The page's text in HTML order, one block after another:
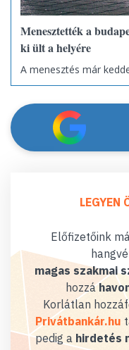
Menesztették a
ki ült a helyére
A menesztés már
LEGYEN
Előfizetőink
magas szakmai
hozzá
Korlátlan
Privátbankár.hu
pedig a hirdetés